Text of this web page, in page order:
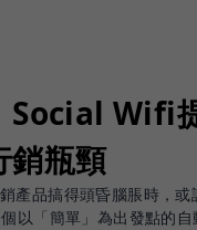
Social Wifi
銷瓶頸
產品搞得頭昏腦脹時，
以「簡單」為出發點的